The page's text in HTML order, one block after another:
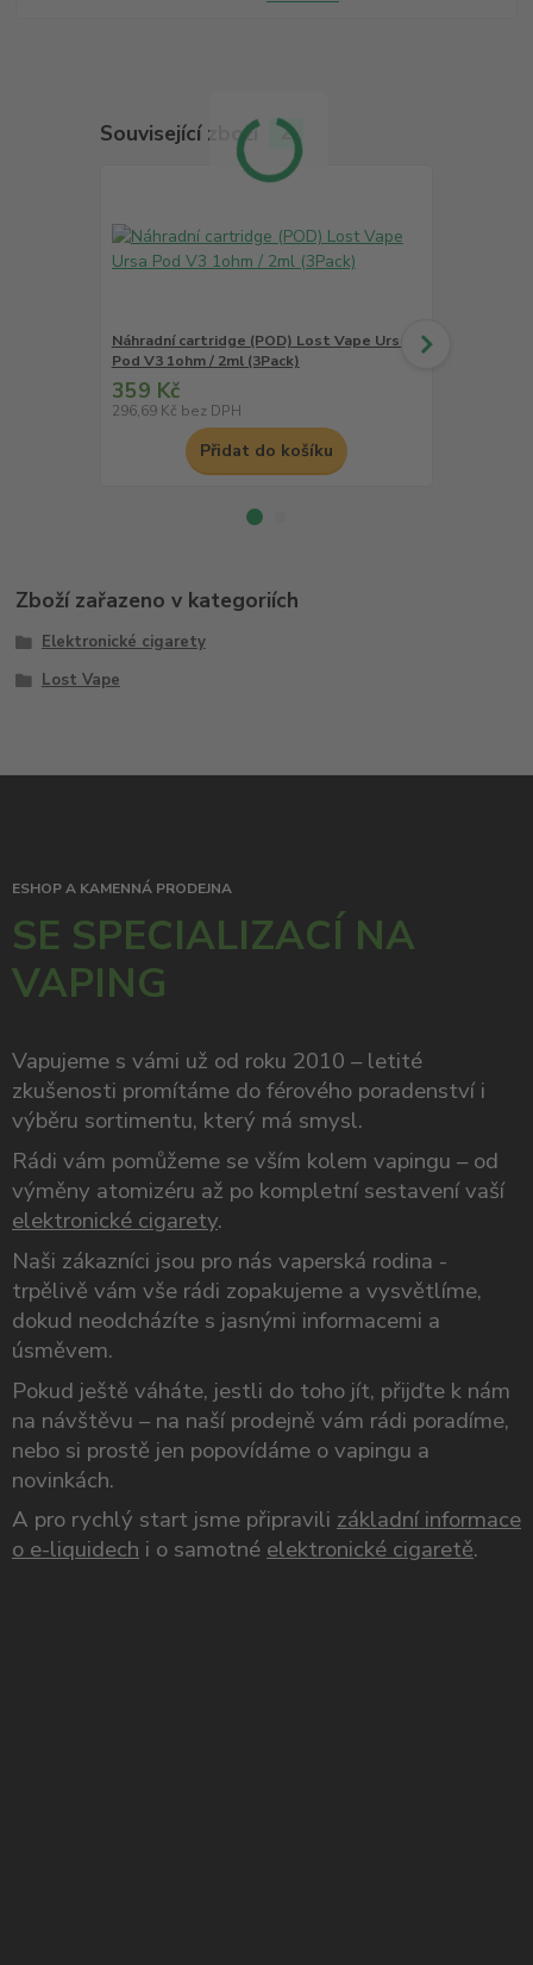
Související zboží 2
Náhradní cartridge (POD) Lost Vape Ursa
Pod V3 1ohm / 2ml (3Pack)
359 Kč
296,69 Kč bez DPH
Přidat do košíku
Zboží zařazeno v kategoriích
Elektronické cigarety
Lost Vape
ESHOP A KAMENNÁ PRODEJNA
SE SPECIALIZACÍ NA
VAPING
Vapujeme s vámi už od roku 2010 – letité
zkušenosti promítáme do férového poradenství i
výběru sortimentu, který má smysl.
Rádi vám pomůžeme se vším kolem vapingu – od
výměny atomizéru až po kompletní sestavení vaší
elektronické cigarety.
Naši zákazníci jsou pro nás vaperská rodina -
trpělivě vám vše rádi zopakujeme a vysvětlíme,
dokud neodcházíte s jasnými informacemi a
úsměvem.
Pokud ještě váháte, jestli do toho jít, přijďte k nám
na návštěvu – na naší prodejně vám rádi poradíme,
nebo si prostě jen popovídáme o vapingu a
novinkách.
A pro rychlý start jsme připravili základní informace
o e-liquidech i o samotnéelektronické cigaretě.